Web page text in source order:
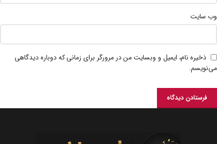
وب‌ سایت
ذخیره نام، ایمیل و وبسایت من در مرورگر برای زمانی که دوباره دیدگاهی
می‌نویسم.